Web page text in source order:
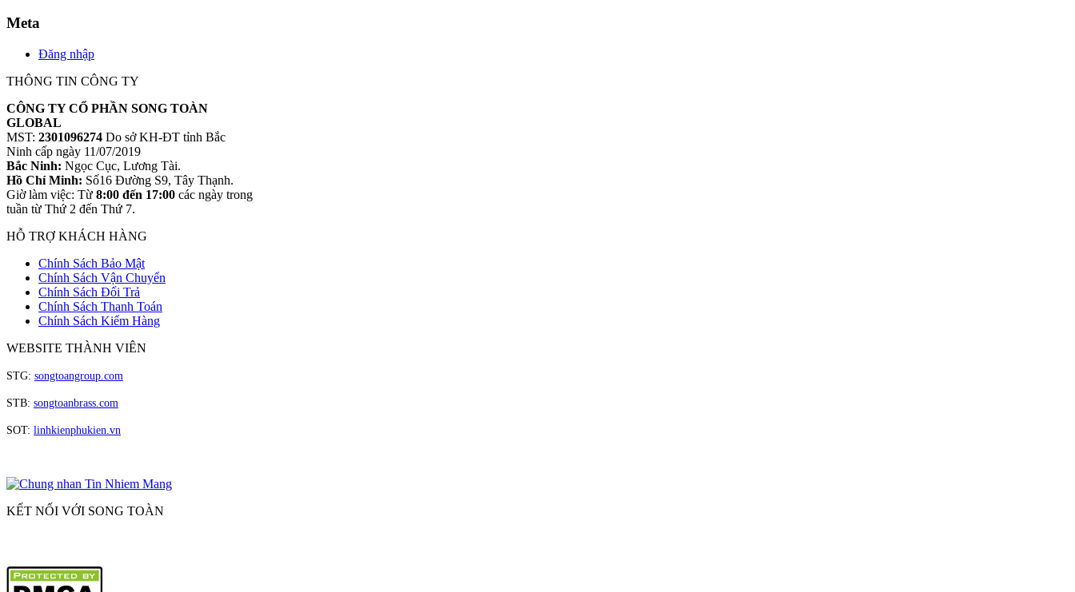
Meta
Đăng nhập
THÔNG TIN CÔNG TY
CÔNG TY CỔ PHẦN SONG TOÀN
GLOBAL
MST: 2301096274 Do sở KH-ĐT tỉnh Bắc
Ninh cấp ngày 11/07/2019
Bắc Ninh: Ngọc Cục, Lương Tài.
Hồ Chí Minh: Số16 Đường S9, Tây Thạnh.
Giờ làm việc: Từ 8:00 đến 17:00 các ngày trong
tuần từ Thứ 2 đến Thứ 7.
HỖ TRỢ KHÁCH HÀNG
Chính Sách Bảo Mật
Chính Sách Vận Chuyển
Chính Sách Đổi Trả
Chính Sách Thanh Toán
Chính Sách Kiểm Hàng
WEBSITE THÀNH VIÊN
STG: songtoangroup.com
STB: songtoanbrass.com
SOT: linhkienphukien.vn
KẾT NỐI VỚI SONG TOÀN